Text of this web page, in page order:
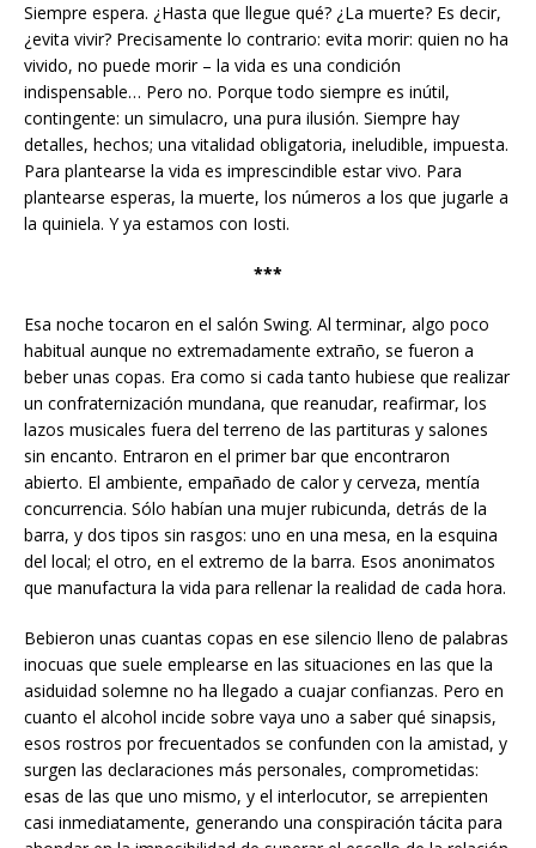
Siempre espera. ¿Hasta que llegue qué? ¿La muerte? Es decir,
¿evita vivir? Precisamente lo contrario: evita morir: quien no ha
vivido, no puede morir – la vida es una condición
indispensable… Pero no. Porque todo siempre es inútil,
contingente: un simulacro, una pura ilusión. Siempre hay
detalles, hechos; una vitalidad obligatoria, ineludible, impuesta.
Para plantearse la vida es imprescindible estar vivo. Para
plantearse esperas, la muerte, los números a los que jugarle a
la quiniela. Y ya estamos con Iosti.
***
Esa noche tocaron en el salón Swing. Al terminar, algo poco
habitual aunque no extremadamente extraño, se fueron a
beber unas copas. Era como si cada tanto hubiese que realizar
un confraternización mundana, que reanudar, reafirmar, los
lazos musicales fuera del terreno de las partituras y salones
sin encanto. Entraron en el primer bar que encontraron
abierto. El ambiente, empañado de calor y cerveza, mentía
concurrencia. Sólo habían una mujer rubicunda, detrás de la
barra, y dos tipos sin rasgos: uno en una mesa, en la esquina
del local; el otro, en el extremo de la barra. Esos anonimatos
que manufactura la vida para rellenar la realidad de cada hora.
Bebieron unas cuantas copas en ese silencio lleno de palabras
inocuas que suele emplearse en las situaciones en las que la
asiduidad solemne no ha llegado a cuajar confianzas. Pero en
cuanto el alcohol incide sobre vaya uno a saber qué sinapsis,
esos rostros por frecuentados se confunden con la amistad, y
surgen las declaraciones más personales, comprometidas:
esas de las que uno mismo, y el interlocutor, se arrepienten
casi inmediatamente, generando una conspiración tácita para